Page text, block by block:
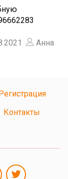
Анна
Контакты